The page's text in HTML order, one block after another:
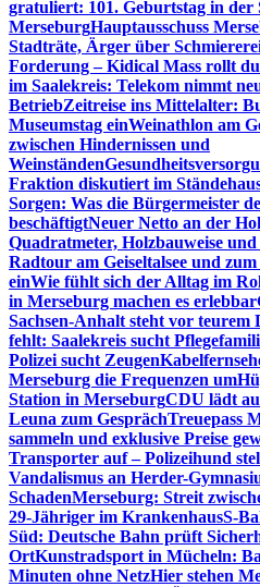
gratuliert: 101. Geburtstag in der
MerseburgHauptausschuss
Stadträte, Ärger über
Forderung – Kidical Mass rollt
im Saalekreis: Telekom nimmt
BetriebZeitreise ins Mittelalter:
Museumstag einWeinathlon am
zwischen Hindernissen und
Weinständen
Fraktion diskutiert im
Sorgen: Was die Bürgermeister
beschäftigtNeuer Netto an der
Quadratmeter, Holzbauweise
Radtour am Geiseltalsee und
einWie fühlt sich der Alltag im
in Merseburg machen es erlebbar
Sachsen-Anhalt steht vor teurem
fehlt: Saalekreis sucht
Polizei sucht Zeugen
Merseburg die Frequenzen um
Station in MerseburgCDU lädt
Leuna zum GesprächTreuepass
sammeln und exklusive Preise
Transporter auf – Polizeihund
Vandalismus an Herder-
SchadenMerseburg: Streit
29-Jähriger im KrankenhausS-
Süd: Deutsche Bahn prüft
OrtKunstradsport in Mücheln:
Minuten ohne NetzHier stehen